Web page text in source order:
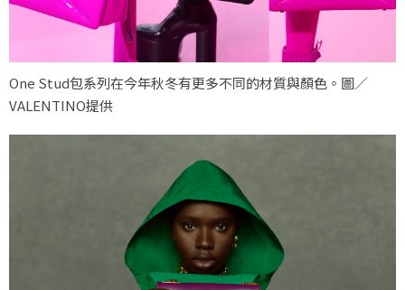
One Stud包系列在今年秋冬有更多不同的材質與顏色。圖／
VALENTINO提供